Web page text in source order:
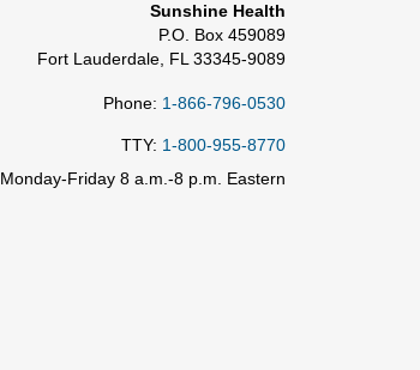
Sunshine Health
P.O. Box 459089
Fort Lauderdale, FL 33345-9089
Phone: 1-866-796-0530
TTY: 1-800-955-8770
Monday-Friday 8 a.m.-8 p.m. Eastern